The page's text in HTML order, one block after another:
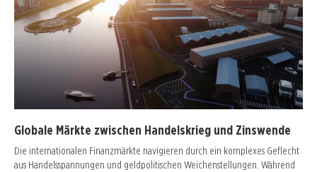
Globale Märkte zwischen Handelskrieg und Zinswende
Die internationalen Finanzmärkte navigieren durch ein komplexes Geflecht
aus Handelsspannungen und geldpolitischen Weichenstellungen. Während